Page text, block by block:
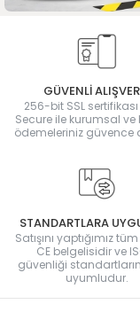
GÜVENLİ
256-bit SSL sertifikası
Secure ile kurumsal ve
ödemeleriniz güvence
STANDARTLARA
Satışını yaptığımız
CE belgelisidir ve
güvenliği
uyumludur.